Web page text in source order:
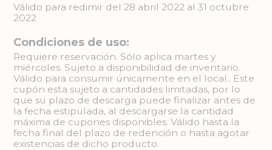
Válido para redimir del 28 abril 2022 al 31 octubre
2022
Condiciones de uso:
Requiere reservación. Sólo aplica martes y
miércoles. Sujeto a disponibilidad de inventario.
Válido para consumir únicamente en el local.. Este
cupón esta sujeto a cantidades limitadas, por lo
que su plazo de descarga puede finalizar antes de
la fecha estipulada, al descargarse la cantidad
máxima de cupones disponibles. Válido hasta la
fecha final del plazo de redención o hasta agotar
existencias de dicho producto.